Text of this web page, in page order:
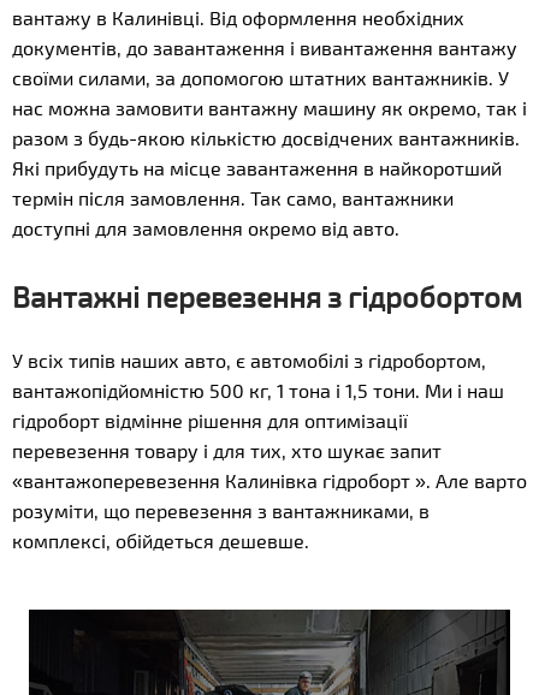
вантажу в Калинівці. Від оформлення необхідних
документів, до завантаження і вивантаження вантажу
своїми силами, за допомогою штатних вантажників. У
нас можна замовити вантажну машину як окремо, так і
разом з будь-якою кількістю досвідчених вантажників.
Які прибудуть на місце завантаження в найкоротший
термін після замовлення. Так само, вантажники
доступні для замовлення окремо від авто.
Вантажні перевезення з гідробортом
У всіх типів наших авто, є автомобілі з гідробортом,
вантажопідйомністю 500 кг, 1 тона і 1,5 тони. Ми і наш
гідроборт відмінне рішення для оптимізації
перевезення товару і для тих, хто шукає запит
«вантажоперевезення Калинівка гідроборт ». Але варто
розуміти, що перевезення з вантажниками, в
комплексі, обійдеться дешевше.